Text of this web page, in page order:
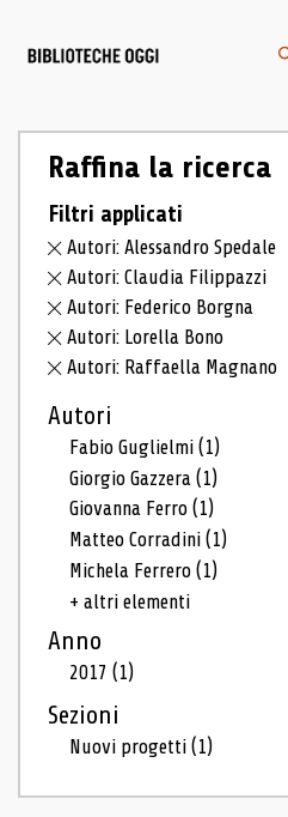
Raffina la ricerca
Filtri applicati
Autori: Alessandro Spedale
Autori: Claudia Filippazzi
Autori: Federico Borgna
Autori: Lorella Bono
Autori: Raffaella Magnano
Autori
Fabio Guglielmi(1)
Giorgio Gazzera(1)
Giovanna Ferro(1)
Matteo Corradini(1)
Michela Ferrero(1)
+ altri elementi
Anno
2017(1)
Sezioni
Nuovi progetti(1)